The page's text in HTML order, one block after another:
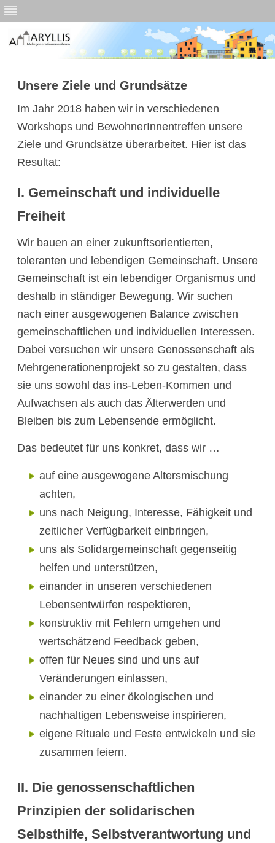
content
Unsere Ziele und Grundsätze
Im Jahr 2018 haben wir in verschiedenen
Workshops und BewohnerInnentreffen unsere
Ziele und Grundsätze überarbeitet. Hier ist das
Resultat:
I. Gemeinschaft und individuelle
Freiheit
Wir bauen an einer zukunftsorientierten,
toleranten und lebendigen Gemeinschaft. Unsere
Gemeinschaft ist ein lebendiger Organismus und
deshalb in ständiger Bewegung. Wir suchen
nach einer ausgewogenen Balance zwischen
gemeinschaftlichen und individuellen Interessen.
Dabei versuchen wir unsere Genossenschaft als
Mehrgenerationenprojekt so zu gestalten, dass
sie uns sowohl das ins-Leben-Kommen und
Aufwachsen als auch das Älterwerden und
Bleiben bis zum Lebensende ermöglicht.
Das bedeutet für uns konkret, dass wir …
auf eine ausgewogene Altersmischung
achten,
uns nach Neigung, Interesse, Fähigkeit und
zeitlicher Verfügbarkeit einbringen,
uns als Solidargemeinschaft gegenseitig
helfen und unterstützen,
einander in unseren verschiedenen
Lebensentwürfen respektieren,
konstruktiv mit Fehlern umgehen und
wertschätzend Feedback geben,
offen für Neues sind und uns auf
Veränderungen einlassen,
einander zu einer ökologischen und
nachhaltigen Lebensweise inspirieren,
eigene Rituale und Feste entwickeln und sie
zusammen feiern.
II. Die genossenschaftlichen
Prinzipien der solidarischen
Selbsthilfe, Selbstverantwortung und